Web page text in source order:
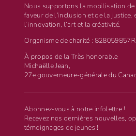
Nous supportons la mobilisation de
faveur de l’inclusion et de la justice,
l’innovation, l’art et la créativité.
Organisme de charité :
À propos de la Très honorable
Michaëlle Jean,
27e gouverneure-générale du
Abonnez-vous à notre infolettre !
Recevez nos dernières nouvelles,
témoignages de jeunes !